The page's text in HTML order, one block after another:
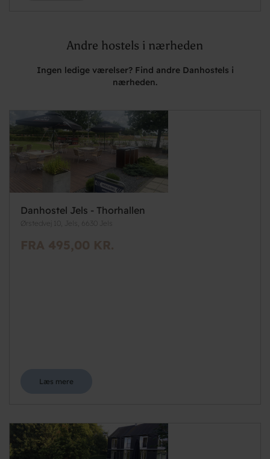
Andre hostels i nærheden
Ingen ledige værelser? Find andre Danhostels i
nærheden.
Danhostel Jels - Thorhallen
Ørstedvej 10, Jels, 6630 Jels
FRA 495,00 KR.
Læs mere